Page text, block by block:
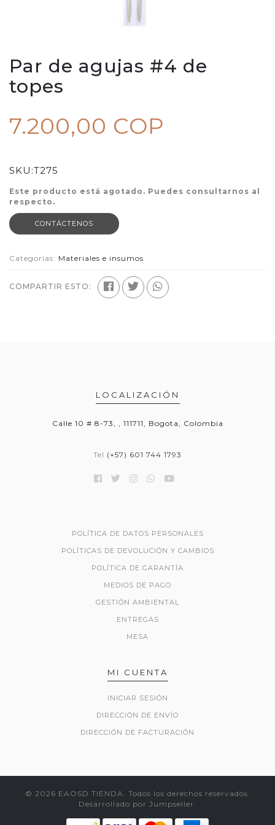
Par de agujas #4 de
topes
7.200,00 COP
SKU:T275
Este producto está agotado. Puedes consultarnos al
respecto.
CONTÁCTENOS
Categorías: Materiales e insumos
COMPARTIR ESTO:
LOCALIZACIÓN
Calle 10 # 8-73, , 111711, Bogota, Colombia
Tel (+57) 601 744 1793
POLÍTICA DE DATOS PERSONALES
POLÍTICAS DE DEVOLUCIÓN Y CAMBIOS
POLÍTICA DE GARANTÍA
MEDIOS DE PAGO
GESTIÓN AMBIENTAL
ENTREGAS
MESA
MI CUENTA
INICIAR SESIÓN
DIRECCIÓN DE ENVÍO
DIRECCIÓN DE FACTURACIÓN
© 2026 EAOSD TIENDA. Todos los derechos reservados.
Desarrollado por Jumpseller .